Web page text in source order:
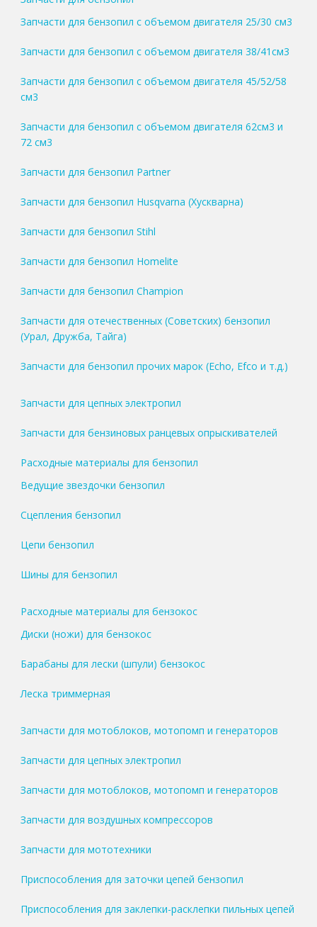
Запчасти для бензопил с объемом двигателя 25/30 см3
Запчасти для бензопил с объемом двигателя 38/41см3
Запчасти для бензопил с объемом двигателя 45/52/58
см3
Запчасти для бензопил с объемом двигателя 62см3 и
72 см3
Запчасти для бензопил Partner
Запчасти для бензопил Husqvarna (Хускварна)
Запчасти для бензопил Stihl
Запчасти для бензопил Homelite
Запчасти для бензопил Champion
Запчасти для отечественных (Советских) бензопил
(Урал, Дружба, Тайга)
Запчасти для бензопил прочих марок (Echo, Efco и т.д.)
Запчасти для цепных электропил
Запчасти для бензиновых ранцевых опрыскивателей
Расходные материалы для бензопил
Ведущие звездочки бензопил
Сцепления бензопил
Цепи бензопил
Шины для бензопил
Расходные материалы для бензокос
Диски (ножи) для бензокос
Барабаны для лески (шпули) бензокос
Леска триммерная
Запчасти для мотоблоков, мотопомп и генераторов
Запчасти для цепных электропил
Запчасти для мотоблоков, мотопомп и генераторов
Запчасти для воздушных компрессоров
Запчасти для мототехники
Приспособления для заточки цепей бензопил
Приспособления для заклепки-расклепки пильных цепей